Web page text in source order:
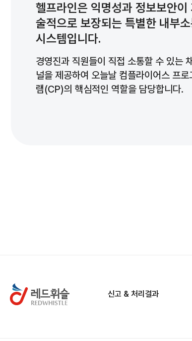
헬프라인은 익명성과 정보보안이
술적으로 보장되는 특별한 내부
시스템입니다.
경영진과 직원들이 직접 소통할 수 있는 채
널을 제공하여 오늘날 컴플라이어스 프로
램(CP)의 핵심적인 역할을 담당합니다.
신고 & 처리결과